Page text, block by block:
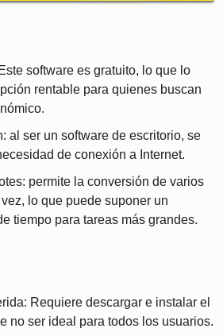
software es gratuito, lo que lo
rentable para quienes buscan
al ser un software de escritorio, se
de conexión a Internet.
permite la conversión de varios
lo que puede suponer un
tiempo para tareas más grandes.
Requiere descargar e instalar el
no ser ideal para todos los usuarios.